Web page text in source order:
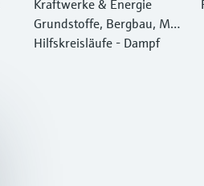
Kraftwerke & Energie
Grundstoffe, Bergbau, Met
alle
Hilfskreisläufe - Dampf